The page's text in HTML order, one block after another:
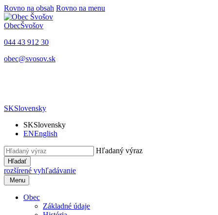
Rovno na obsah Rovno na menu
ObecŠvošov
044 43 912 30
obec@svosov.sk
SKSlovensky
SKSlovensky
ENEnglish
Hľadaný výraz
Hľadať
rozšírené vyhľadávanie
Menu
Obec
Základné údaje